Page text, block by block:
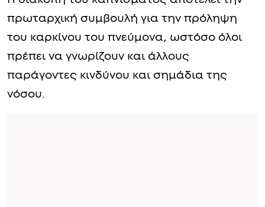
πρωταρχική συμβουλή για την πρόληψη
του καρκίνου του πνεύμονα, ωστόσο όλοι
πρέπει να γνωρίζουν και άλλους
παράγοντες κινδύνου και σημάδια της
νόσου.